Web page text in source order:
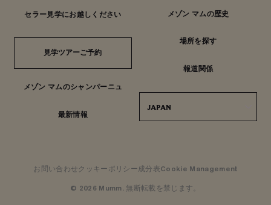
セラー見学にお越しください
見学ツアーご予約
見学ツアーご予約
メゾン マムのシャンパーニュ
最新情報
メゾン マムの歴史
場所を探す
報道関係
JAPAN
お問い合わせ クッキーポリシー成分表Cookie Management
© 2026 Mumm. 無断転載を禁じます。